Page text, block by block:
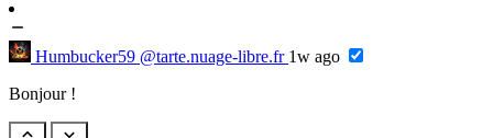
Humbucker59 @tarte.nuage-libre.fr 1w ago
Bonjour !